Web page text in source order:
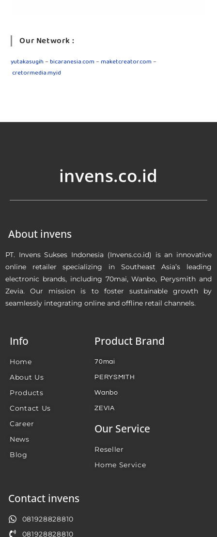
Our Network :
yutakasugih–bicaranesia.com–maketcreator.com–
cretormedia.my.id
invens.co.id
About invens
PT. Invens Sukses Indonesia (Invens.co.id) is an innovative
online retailer specializing in Southeast Asia’s leading
electronic brands, including 70mai, Wanbo, Perysmith and
Zevia. Our mission is to foster sustainable growth by
seamlessly integrating online and offline retail channels.
Info
Home
About Us
Products
Contact Us
Career
News
Blog
Product Brand
70mai
PERYSMITH
Wanbo
ZEVIA
Our Service
Reseller
Home Service
Contact invens
081928828810
081928828810